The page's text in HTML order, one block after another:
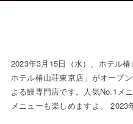
2023年3月15日（水）、ホテル
ホテル椿山荘東京店」がオープ
よる鰻専門店です。人気No.1メ
メニューも楽しめますよ。 2023